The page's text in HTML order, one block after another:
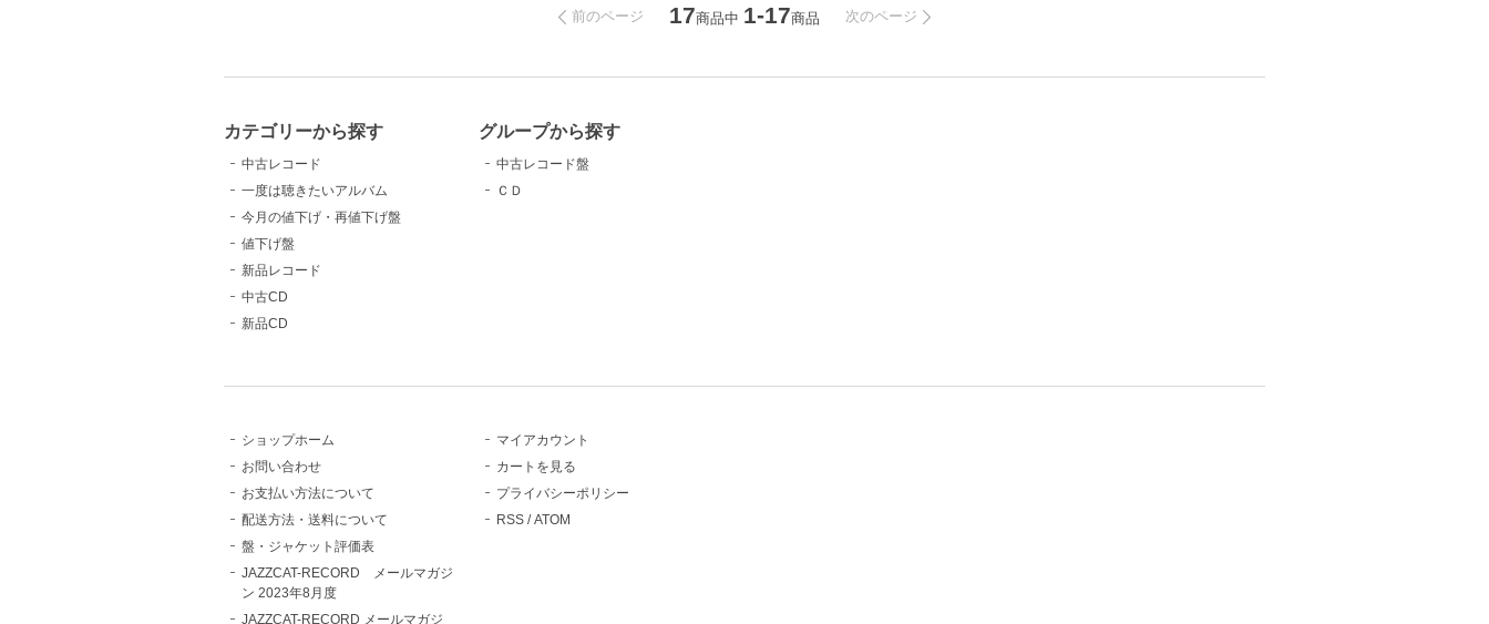
前のページ 17商品中 1-17商品 次のページ
カテゴリーから探す
中古レコード
一度は聴きたいアルバム
今月の値下げ・再値下げ盤
値下げ盤
新品レコード
中古CD
新品CD
グループから探す
中古レコード盤
ＣＤ
ショップホーム
お問い合わせ
お支払い方法について
配送方法・送料について
盤・ジャケット評価表
JAZZCAT-RECORD メールマガジ
ン 2023年8月度
JAZZCAT-RECORD メールマガジ
マイアカウント
カートを見る
プライバシーポリシー
RSS /ATOM